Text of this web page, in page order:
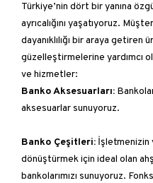
Giriş
Türkiye’nin dört bir yanına
ayrıcalığını yaşatıyoruz.
dayanıklılığı bir araya getiren
güzelleştirmelerine yardımcı
ve hizmetler:
Banko Aksesuarları:
aksesuarlar sunuyoruz.
Banko Çeşitleri: İşletmenizin
dönüştürmek için ideal olan
bankolarımızı sunuyoruz.